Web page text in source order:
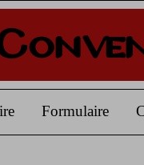
Formulaire